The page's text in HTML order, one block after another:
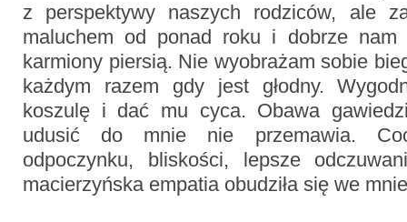
z perspektywy naszych rodziców, ale
maluchem od ponad roku i dobrze
karmiony piersią. Nie wyobrażam sobie
każdym razem gdy jest głodny.
koszulę i dać mu cyca. Obawa
udusić do mnie nie przemawia.
odpoczynku, bliskości, lepsze
macierzyńska empatia obudziła się we